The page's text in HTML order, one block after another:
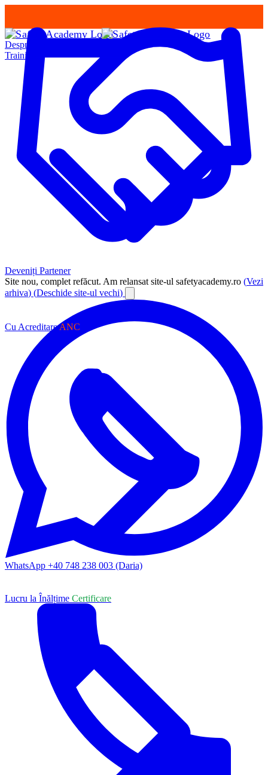
Deveniți Partener
Site nou, complet refăcut. Am relansat site-ul safetyacademy.ro (Vezi
arhiva) (Deschide site-ul vechi)
WhatsApp +40 748 238 003 (Daria)
Despre Noi
Training
Cu AcreditareANC
Lucru la Înălțime Certificare